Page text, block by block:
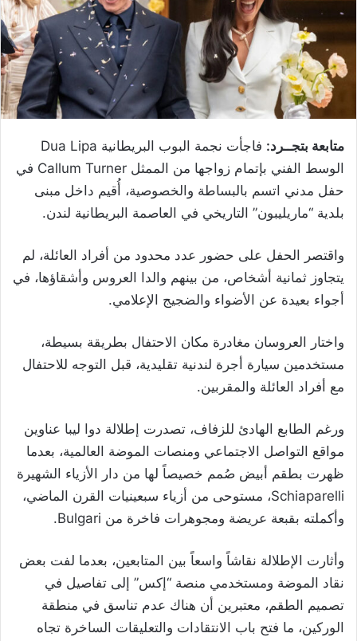
متابعة بتجــرد:
فاجأت نجمة البوب البريطانية Dua Lipa
الوسط الفني بإتمام زواجها من الممثل Callum Turner في
حفل مدني اتسم بالبساطة والخصوصية، أُقيم داخل مبنى
بلدية “ماريليبون” التاريخي في العاصمة البريطانية لندن.
واقتصر الحفل على حضور عدد محدود من أفراد العائلة، لم
يتجاوز ثمانية أشخاص، من بينهم والدا العروس وأشقاؤها، في
أجواء بعيدة عن الأضواء والضجيج الإعلامي.
واختار العروسان مغادرة مكان الاحتفال بطريقة بسيطة،
مستخدمين سيارة أجرة لندنية تقليدية، قبل التوجه للاحتفال
مع أفراد العائلة والمقربين.
ورغم الطابع الهادئ للزفاف، تصدرت إطلالة دوا ليبا عناوين
مواقع التواصل الاجتماعي ومنصات الموضة العالمية، بعدما
ظهرت بطقم أبيض صُمم خصيصاً لها من دار الأزياء الشهيرة
Schiaparelli، مستوحى من أزياء سبعينيات القرن الماضي،
وأكملته بقبعة عريضة ومجوهرات فاخرة من Bulgari.
وأثارت الإطلالة نقاشاً واسعاً بين المتابعين، بعدما لفت بعض
نقاد الموضة ومستخدمي منصة “إكس” إلى تفاصيل في
تصميم الطقم، معتبرين أن هناك عدم تناسق في منطقة
الوركين، ما فتح باب الانتقادات والتعليقات الساخرة تجاه